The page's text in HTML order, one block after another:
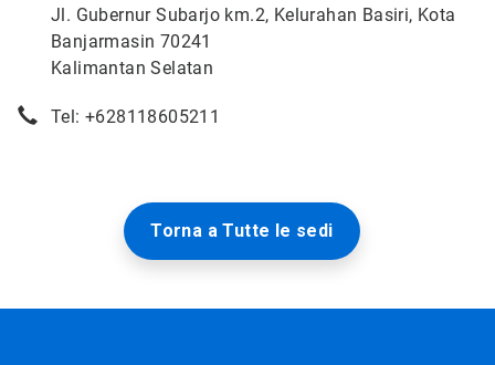
Jl. Gubernur Subarjo km.2, Kelurahan Basiri, Kota
Banjarmasin 70241
Kalimantan Selatan
Tel: +628118605211
Torna a Tutte le sedi